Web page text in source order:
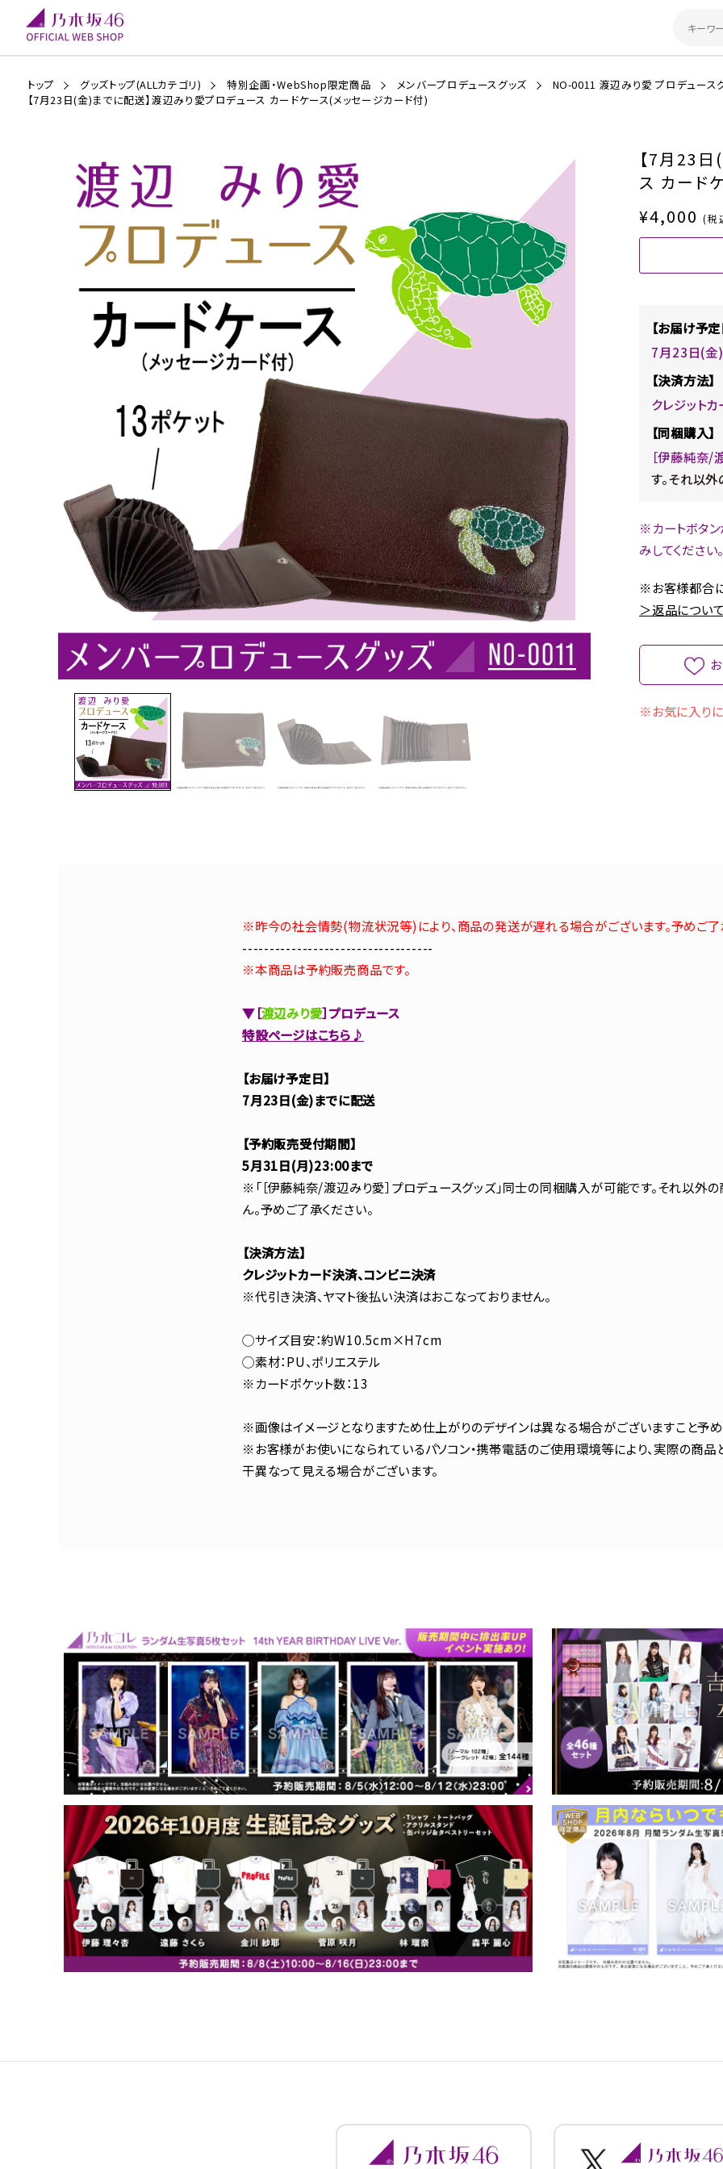
トップ グッズトップ(ALLカテゴリ) 特別企画・WebShop限定商品 メンバープロデュースグッズ
NO-0011 渡辺みり愛 プロデュース
【7月23日(金)までに配送】渡辺みり愛プロデュース カードケース(メッセージカード付)
【7月23
ス カード
¥4,000 (税
【お届け予定
7月23日(金)
【決済方法】
クレジットカ
【同梱購入】
［伊藤純奈/
す。それ以
※カートボタ
みしてください。
※お客様都合に
＞返品につい
※お気に入り
※昨今の社会情勢(物流状況等)により、商品の発送が遅れる場合がございます。予めご了
-----------------------------------
※本商品は予約販売商品です。
▼［渡辺みり愛］プロデュース
特設ページはこちら♪
【お届け予定日】
7月23日(金)までに配送
【予約販売受付期間】
5月31日(月)23:00まで
※「［伊藤純奈/渡辺みり愛］プロデュースグッズ」同士の同梱購入が可能です。それ以外
ん。予めご了承ください。
【決済方法】
クレジットカード決済、コンビニ決済
※代引き決済、ヤマト後払い決済はおこなっておりません。
◯サイズ目安：約W10.5cm×H7cm
◯素材：PU、ポリエステル
※カードポケット数：13
※画像はイメージとなりますため仕上がりのデザインは異なる場合がございますこと予め
※お客様がお使いになられているパソコン・携帯電話のご使用環境等により、実際の商
干異なって見える場合がございます。